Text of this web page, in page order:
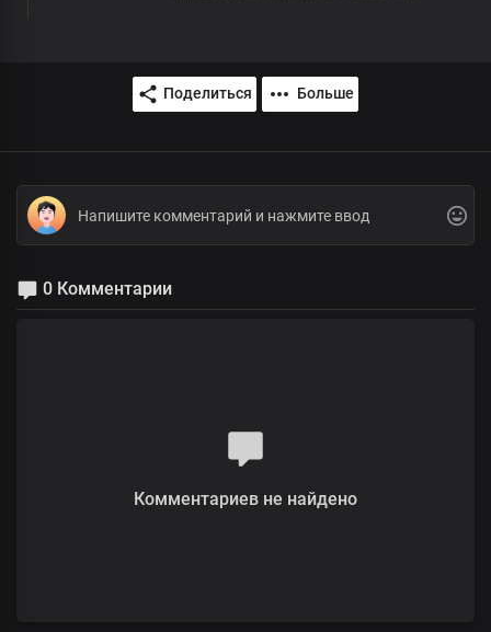
Поделиться Больше
0 Комментарии
Комментариев не найдено